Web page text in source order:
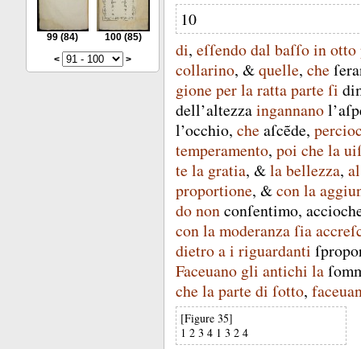
99 (84) 100 (85)
<
>
10
di, eſſendodal baſſoinotto
collarino, &quelle, che
gione perlarattaparte ſi
dell’altezzaingannano
l’occhio, che aſcẽde,
temperamento, poi che la
te la gratia, &labellezza, al
proportione, &conla
dononconſentimo,
conlamoderanzaſia
dietroai riguardanti
Faceuano gli antichi la
che laparte di ſotto,
[Figure 35]
1 2 3 4 1 3 2 4